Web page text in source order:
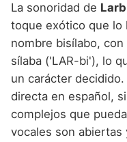
La sonoridad de
toque exótico que lo
nombre bisílabo,
sílaba ('LAR-bi'), lo
un carácter
directa en español,
complejos que
vocales son abiertas